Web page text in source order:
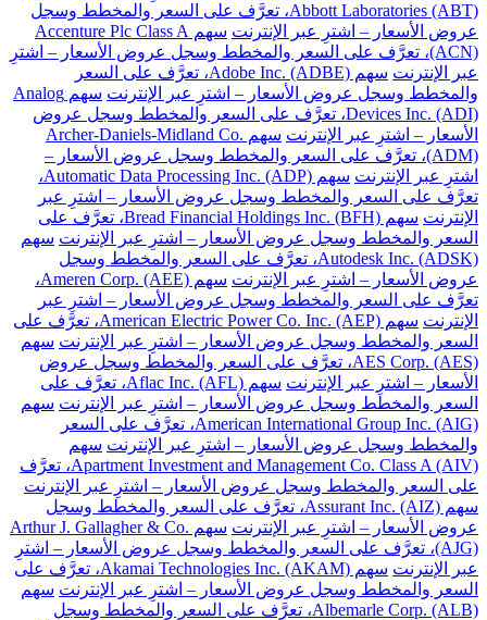
Abbott Laboratories (ABT)، تعرَّف على السعر والمخطط وسجل
عروض الأسعار – اشترِ عبر الإنترنت
سهم Accenture Plc Class A
(ACN)، تعرَّف على السعر والمخطط وسجل عروض الأسعار – اشترِ
عبر الإنترنت
سهم Adobe Inc. (ADBE)، تعرَّف على السعر
والمخطط وسجل عروض الأسعار – اشترِ عبر الإنترنت
سهم Analog
Devices Inc. (ADI)، تعرَّف على السعر والمخطط وسجل عروض
الأسعار – اشترِ عبر الإنترنت
سهم Archer-Daniels-Midland Co.
(ADM)، تعرَّف على السعر والمخطط وسجل عروض الأسعار –
اشترِ عبر الإنترنت
سهم Automatic Data Processing Inc. (ADP)،
تعرَّف على السعر والمخطط وسجل عروض الأسعار – اشترِ عبر
الإنترنت
سهم Bread Financial Holdings Inc. (BFH)، تعرَّف على
السعر والمخطط وسجل عروض الأسعار – اشترِ عبر الإنترنت سهم
Autodesk Inc. (ADSK)، تعرَّف على السعر والمخطط وسجل
عروض الأسعار – اشترِ عبر الإنترنت
سهم Ameren Corp. (AEE)،
تعرَّف على السعر والمخطط وسجل عروض الأسعار – اشترِ عبر
الإنترنت
سهم American Electric Power Co. Inc. (AEP)، تعرَّف على
السعر والمخطط وسجل عروض الأسعار – اشترِ عبر الإنترنت سهم
AES Corp. (AES)، تعرَّف على السعر والمخطط وسجل عروض
الأسعار – اشترِ عبر الإنترنت
سهم Aflac Inc. (AFL)، تعرَّف على
السعر والمخطط وسجل عروض الأسعار – اشترِ عبر الإنترنت سهم
American International Group Inc. (AIG)، تعرَّف على السعر
والمخطط وسجل عروض الأسعار – اشترِ عبر الإنترنت سهم
Apartment Investment and Management Co. Class A (AIV)، تعرَّف
على السعر والمخطط وسجل عروض الأسعار – اشترِ عبر الإنترنت
سهم Assurant Inc. (AIZ)، تعرَّف على السعر والمخطط وسجل
عروض الأسعار – اشترِ عبر الإنترنت
سهم Arthur J. Gallagher & Co.
(AJG)، تعرَّف على السعر والمخطط وسجل عروض الأسعار – اشترِ
عبر الإنترنت
سهم Akamai Technologies Inc. (AKAM)، تعرَّف على
السعر والمخطط وسجل عروض الأسعار – اشترِ عبر الإنترنت سهم
Albemarle Corp. (ALB)، تعرَّف على السعر والمخطط وسجل